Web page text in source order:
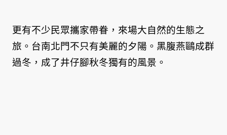
更有不少民眾攜家帶眷，來場大自然的生態之
旅。台南北門不只有美麗的夕陽。黑腹燕鷗成群
過冬，成了井仔腳秋冬獨有的風景。